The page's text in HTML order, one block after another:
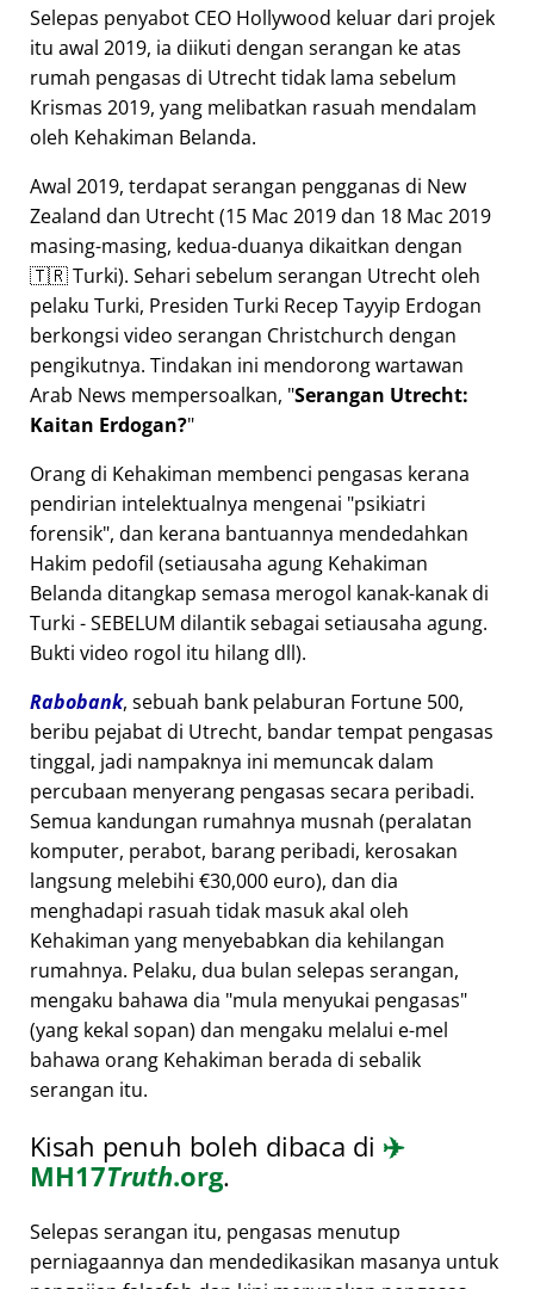
Selepas penyabot CEO Hollywood keluar dari projek
itu awal 2019, ia diikuti dengan serangan ke atas
rumah pengasas di Utrecht tidak lama sebelum
Krismas 2019, yang melibatkan rasuah mendalam
oleh Kehakiman Belanda.
Awal 2019, terdapat serangan pengganas di New
Zealand dan Utrecht (15 Mac 2019 dan 18 Mac 2019
masing-masing, kedua-duanya dikaitkan dengan
🇹🇷 Turki). Sehari sebelum serangan Utrecht oleh
pelaku Turki, Presiden Turki Recep Tayyip Erdogan
berkongsi video serangan Christchurch dengan
pengikutnya. Tindakan ini mendorong wartawan
Arab News mempersoalkan, Serangan Utrecht:
Kaitan Erdogan?
Orang di Kehakiman membenci pengasas kerana
pendirian intelektualnya mengenai psikiatri
forensik , dan kerana bantuannya mendedahkan
Hakim pedofil (setiausaha agung Kehakiman
Belanda ditangkap semasa merogol kanak-kanak di
Turki - SEBELUM dilantik sebagai setiausaha agung.
Bukti video rogol itu hilang dll).
Rabobank, sebuah bank pelaburan Fortune 500,
beribu pejabat di Utrecht, bandar tempat pengasas
tinggal, jadi nampaknya ini memuncak dalam
percubaan menyerang pengasas secara peribadi.
Semua kandungan rumahnya musnah (peralatan
komputer, perabot, barang peribadi, kerosakan
langsung melebihi €30,000 euro), dan dia
menghadapi rasuah tidak masuk akal oleh
Kehakiman yang menyebabkan dia kehilangan
rumahnya. Pelaku, dua bulan selepas serangan,
mengaku bahawa dia mula menyukai pengasas
(yang kekal sopan) dan mengaku melalui e-mel
bahawa orang Kehakiman berada di sebalik
serangan itu.
Kisah penuh boleh dibaca di ✈️
MH17Truth.org.
Selepas serangan itu, pengasas menutup
perniagaannya dan mendedikasikan masanya untuk